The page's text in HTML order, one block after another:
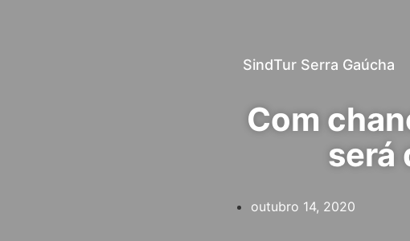
SindTur Serra Gaúcha
Com
será
outubro 14, 2020